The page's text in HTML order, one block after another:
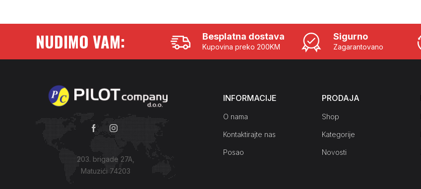
NUDIMO VAM: Besplatna dostava
Kupovina preko 200KM
Sigurno
Zagarantovano
203. brigade 27A,
Matuzići 74203
INFORMACIJE
O nama
Kontaktirajte nas
Posao
PRODAJA
Shop
Kategorije
Novosti